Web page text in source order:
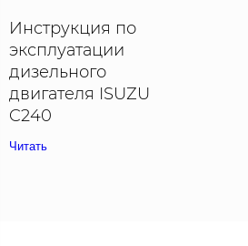
Инструкция по
эксплуатации
дизельного
двигателя ISUZU
C240
Читать